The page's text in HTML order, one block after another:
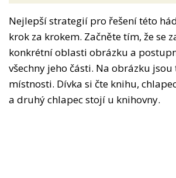
Nejlepší strategií pro řešení této
krok za krokem. Začněte tím, že se
konkrétní oblasti obrázku a
všechny jeho části. Na obrázku
místnosti. Dívka si čte knihu,
a druhý chlapec stojí u knihovny.